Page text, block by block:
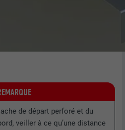
de départ perforé et du
veiller à ce qu’une distance